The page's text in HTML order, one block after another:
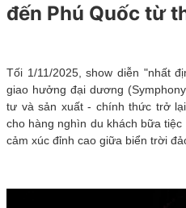
đến Phú Quốc từ
Tối 1/11/2025, show diễn "nhất
giao hưởng đại dương
tư và sản xuất - chính thức trở
cho hàng nghìn du khách bữa
cảm xúc đỉnh cao giữa biển trời